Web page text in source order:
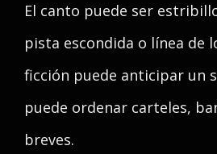
El canto puede ser
pista escondida o línea de
ficción puede anticipar un
puede ordenar carteles,
breves.